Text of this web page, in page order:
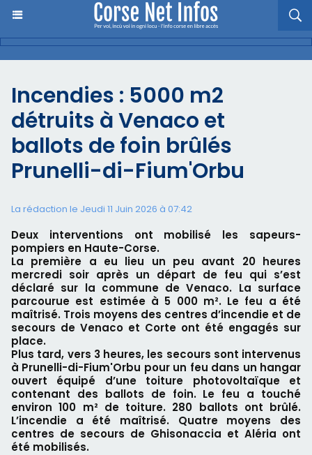
Incendies : 5000 m2
détruits à Venaco et
ballots de foin brûlés
Prunelli-di-Fium'Orbu
La rédaction le Jeudi 11 Juin 2026 à 07:42
Deux interventions ont mobilisé les sapeurs-
pompiers en Haute-Corse.
La première a eu lieu un peu avant 20 heures
mercredi soir après un départ de feu qui s’est
déclaré sur la commune de Venaco. La surface
parcourue est estimée à 5 000 m². Le feu a été
maîtrisé. Trois moyens des centres d’incendie et de
secours de Venaco et Corte ont été engagés sur
place.
Plus tard, vers 3 heures, les secours sont intervenus
à Prunelli-di-Fium'Orbu pour un feu dans un hangar
ouvert équipé d’une toiture photovoltaïque et
contenant des ballots de foin. Le feu a touché
environ 100 m² de toiture. 280 ballots ont brûlé.
L’incendie a été maîtrisé. Quatre moyens des
centres de secours de Ghisonaccia et Aléria ont
été mobilisés.